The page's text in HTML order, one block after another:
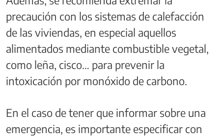
precaución con los sistemas de calefacción
de las viviendas, en especial aquellos
alimentados mediante combustible vegetal,
como leña, cisco… para prevenir la
intoxicación por monóxido de carbono.
En el caso de tener que informar sobre una
emergencia, es importante especificar con